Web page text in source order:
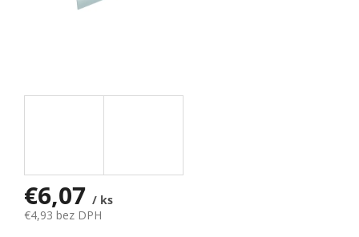
€6,07 / ks
€4,93 bez DPH